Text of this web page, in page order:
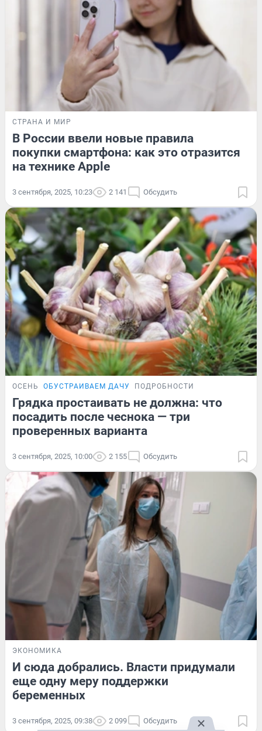
СТРАНА И МИР
В России ввели новые правила
покупки смартфона: как это отразится
на технике Apple
3 сентября, 2025, 10:23 2 141 Обсудить
ОСЕНЬ ОБУСТРАИВАЕМ ДАЧУ ПОДРОБНОСТИ
Грядка простаивать не должна: что
посадить после чеснока — три
проверенных варианта
3 сентября, 2025, 10:00 2 155 Обсудить
ЭКОНОМИКА
И сюда добрались. Власти придумали
еще одну меру поддержки
беременных
3 сентября, 2025, 09:38 2 099 Обсудить